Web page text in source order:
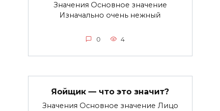
Значения Основное значение
Изначально очень нежный
0 4
Яойщик — что это значит?
Значения Основное значение Лицо